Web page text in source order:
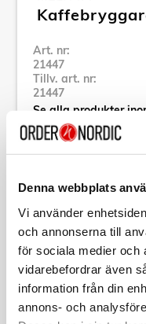
Denna webbplats
Vi använder
och annonserna till
för sociala medier och
vidarebefordrar även
information från din
annons- och
Art. nr:
21447
Tillv. art. nr:
21447
Se alla produkter
Art. nr:21447
Tillv. art. nr:21447
4006508214471